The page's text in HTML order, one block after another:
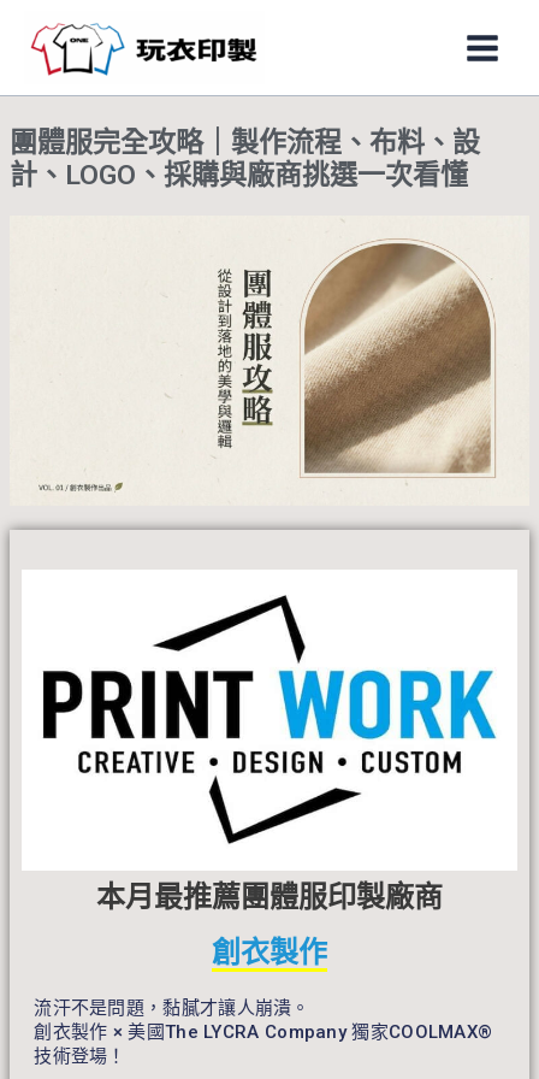
內
容
Main
團體服完全攻略｜製作流程、布料、設
計、LOGO、採購與廠商挑選一次看懂
本月最推薦團體服印製廠商
創衣製作
流汗不是問題，黏膩才讓人崩潰。
創衣製作 × 美國The LYCRA Company 獨家COOLMAX®
技術登場！